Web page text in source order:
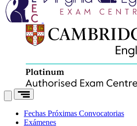
Fechas Próximas Convocatorias
Exámenes